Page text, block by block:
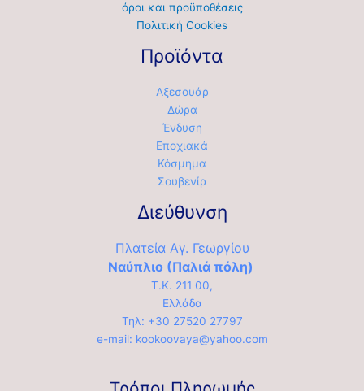
όροι και προϋποθέσεις
Πολιτική Cookies
Προϊόντα
Αξεσουάρ
Δώρα
Ένδυση
Εποχιακά
Κόσμημα
Σουβενίρ
Διεύθυνση
Πλατεία Αγ. Γεωργίου
Ναύπλιο (Παλιά πόλη)
Τ.Κ. 211 00,
Ελλάδα
Τηλ: +30 27520 27797
e-mail: kookoovaya@yahoo.com